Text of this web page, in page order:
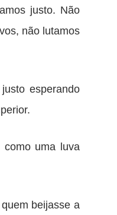
justo. Não
não lutamos
esperando
como uma luva
beijasse a